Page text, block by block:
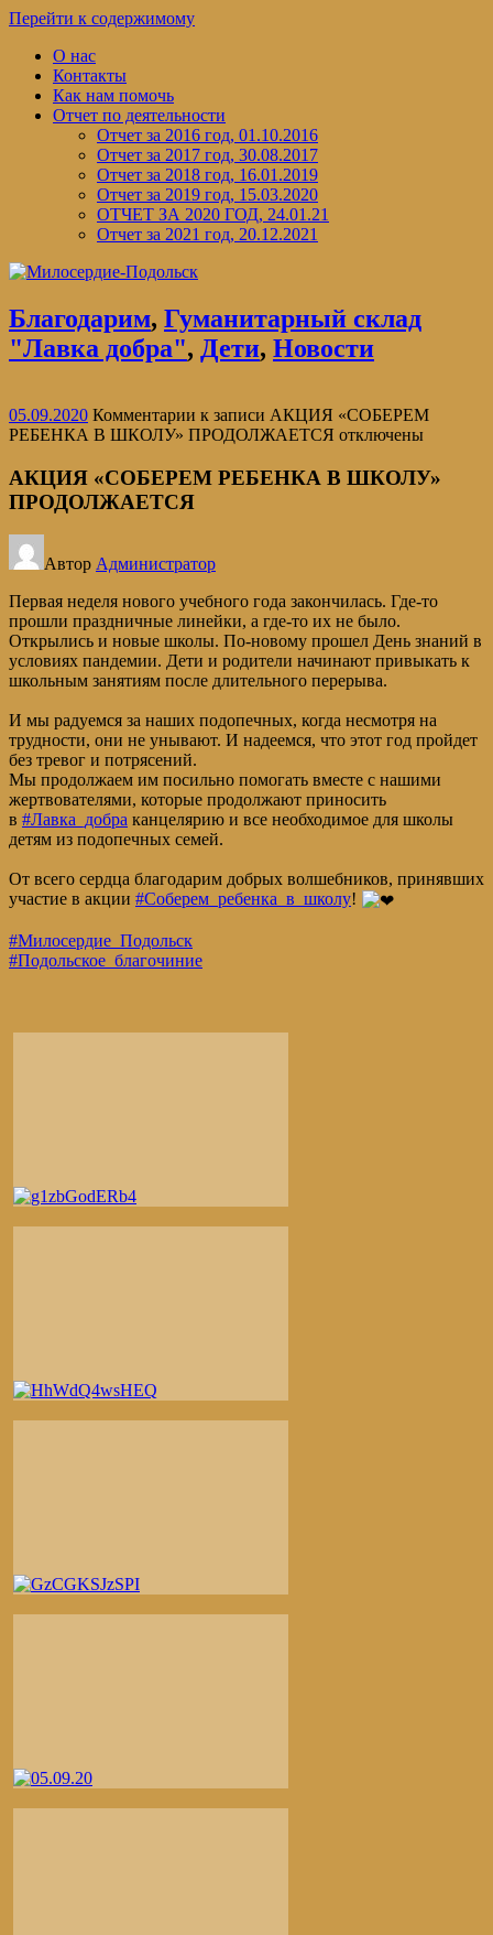
Перейти к содержимому
О нас
Контакты
Как нам помочь
Отчет по деятельности
Отчет за 2016 год, 01.10.2016
Отчет за 2017 год, 30.08.2017
Отчет за 2018 год, 16.01.2019
Отчет за 2019 год, 15.03.2020
ОТЧЕТ ЗА 2020 ГОД, 24.01.21
Отчет за 2021 год, 20.12.2021
Благодарим, Гуманитарный склад
"Лавка добра", Дети, Новости
05.09.2020 Комментарии к записи АКЦИЯ «СОБЕРЕМ
РЕБЕНКА В ШКОЛУ» ПРОДОЛЖАЕТСЯ отключены
АКЦИЯ «СОБЕРЕМ РЕБЕНКА В ШКОЛУ»
ПРОДОЛЖАЕТСЯ
Автор Администратор
Первая неделя нового учебного года закончилась. Где-то
прошли праздничные линейки, а где-то их не было.
Открылись и новые школы. По-новому прошел День знаний в
условиях пандемии. Дети и родители начинают привыкать к
школьным занятиям после длительного перерыва.
И мы радуемся за наших подопечных, когда несмотря на
трудности, они не унывают. И надеемся, что этот год пройдет
без тревог и потрясений.
Мы продолжаем им посильно помогать вместе с нашими
жертвователями, которые продолжают приносить
в #Лавка_добра канцелярию и все необходимое для школы
детям из подопечных семей.
От всего сердца благодарим добрых волшебников, принявших
участие в акции #Соберем_ребенка_в_школу!
#Милосердие_Подольск
#Подольское_благочиние